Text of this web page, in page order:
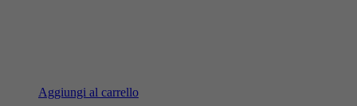
Aggiungi al carrello